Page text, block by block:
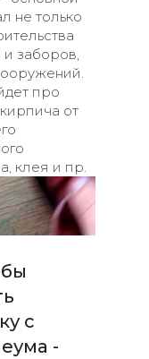
не только
заборов,
про
от
клея и пр.
с
-